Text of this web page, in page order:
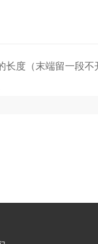
长度（末端留一段不